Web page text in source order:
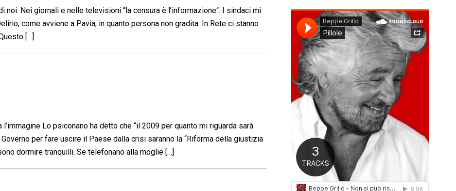
2
0
noi. Nei giornali e nelle televisioni “la censura è l’informazione“. I sindaci mi
come avviene a Pavia, in quanto persona non gradita. In Rete ci stanno
[…]
Lo psiconano ha detto che “il 2009 per quanto mi riguarda sarà
per fare uscire il Paese dalla crisi saranno la “Riforma della giustizia
dormire tranquilli. Se telefonano alla moglie […]